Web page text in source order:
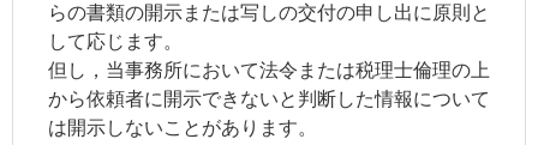
らの書類の開示または写しの交付の申し出に原則と
して応じます。
但し，当事務所において法令または税理士倫理の上
から依頼者に開示できないと判断した情報について
は開示しないことがあります。